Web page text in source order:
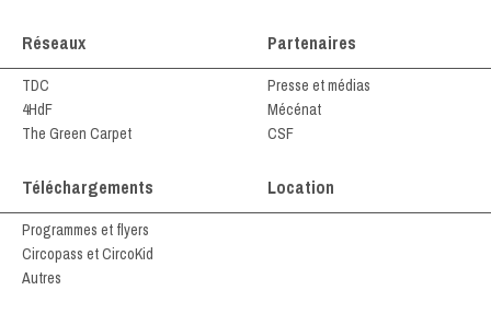
Réseaux
TDC
4HdF
The Green Carpet
Partenaires
Presse et médias
Mécénat
CSF
Téléchargements
Programmes et flyers
Circopass et CircoKid
Autres
Location